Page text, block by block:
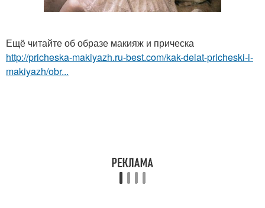
Ещё читайте об образе макияж и прическа
http://pricheska-makiyazh.ru-best.com/kak-delat-pricheski-i-
makiyazh/obr...